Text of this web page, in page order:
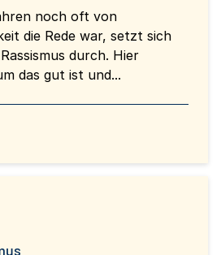
noch oft von
die Rede war, setzt sich
durch. Hier
das gut ist und...